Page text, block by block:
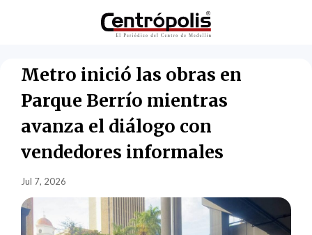
Metro inició las obras en
Parque Berrío mientras
avanza el diálogo con
vendedores informales
Jul 7, 2026